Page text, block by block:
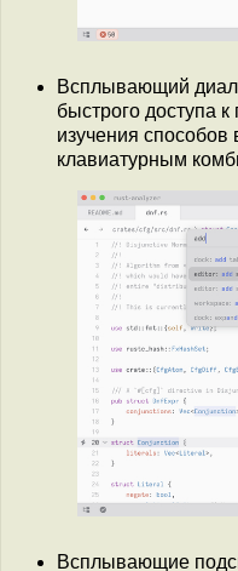
Всплывающий
быстрого доступа
изучения
клавиатурным
Всплывающие